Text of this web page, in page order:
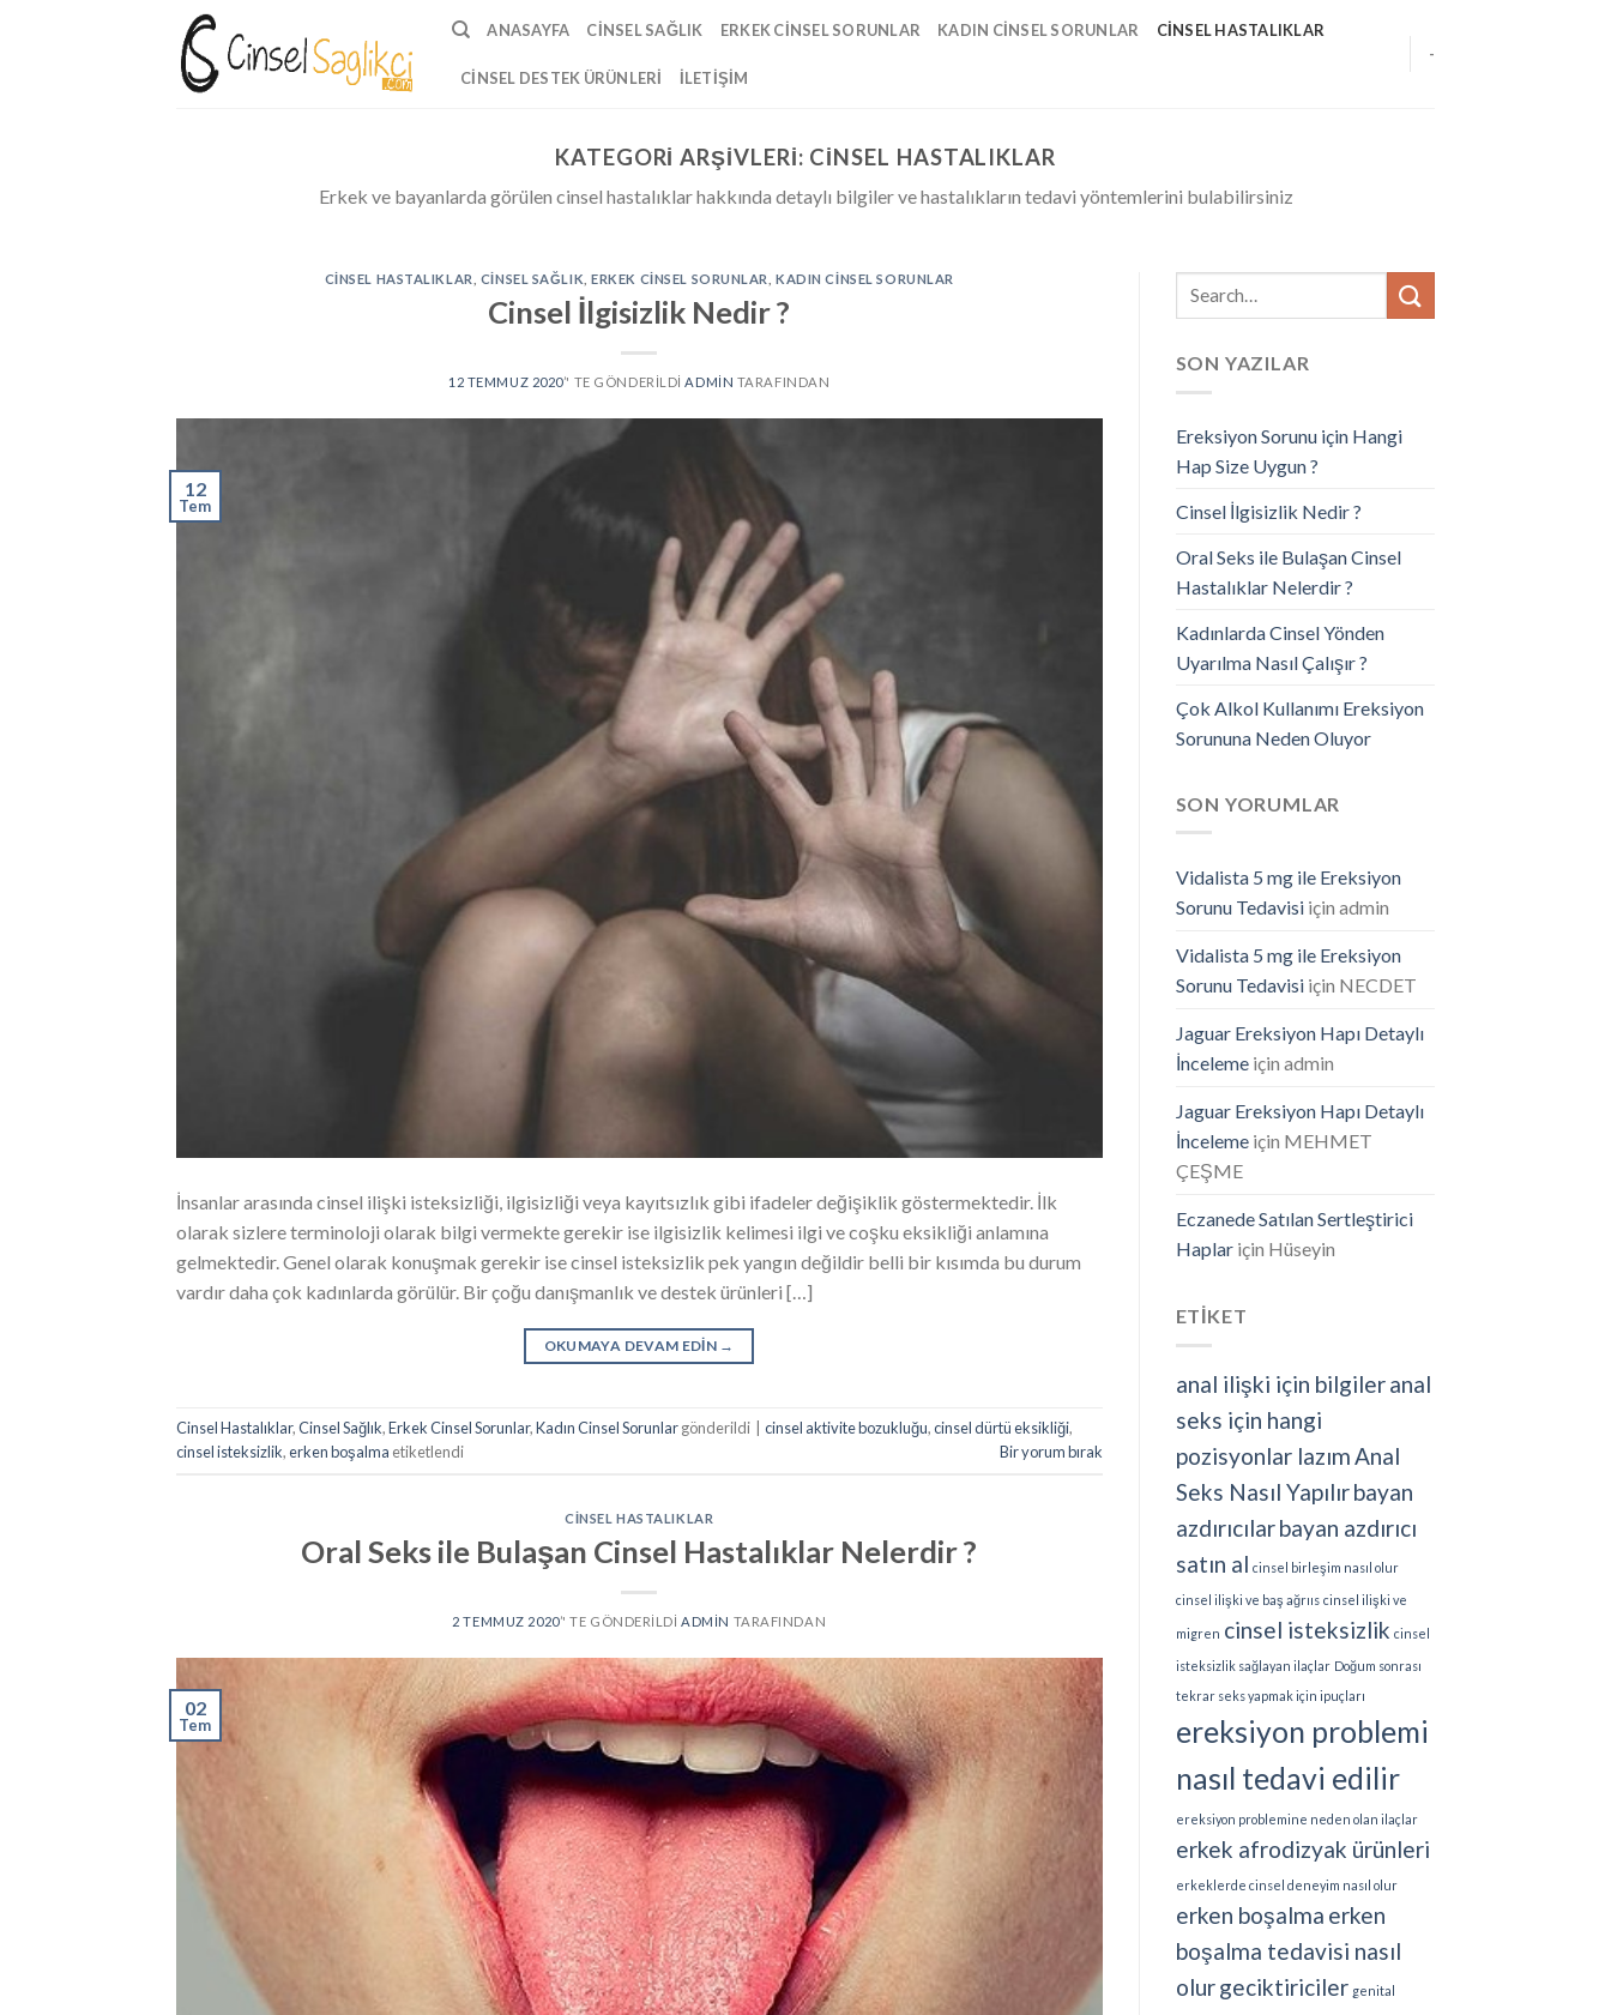
ANASAYFA CINSEL SAĞLIK ERKEK CINSEL SORUNLAR KADIN CINSEL SORUNLAR CINSEL HASTALIKLAR
CINSEL DESTEK ÜRÜNLERI İLETIŞIM
-
KATEGORI ARŞIVLERI: CINSEL HASTALIKLAR
Erkek ve bayanlarda görülen cinsel hastalıklar hakkında detaylı bilgiler ve hastalıkların tedavi yöntemlerini bulabilirsiniz
CINSEL HASTALIKLAR CINSEL SAĞLIK ,ERKEK CINSEL SORUNLAR ,KADIN CINSEL SORUNLAR
Cinsel İlgisizlik Nedir ?
12 TEMMUZ 2020’' TE GÖNDERILDI ADMIN TARAFINDAN
12
Tem
İnsanlar arasında cinsel ilişki isteksizliği, ilgisizliği veya kayıtsızlık gibi ifadeler değişiklik göstermektedir. İlk
olarak sizlere terminoloji olarak bilgi vermekte gerekir ise ilgisizlik kelimesi ilgi ve coşku eksikliği anlamına
gelmektedir. Genel olarak konuşmak gerekir ise cinsel isteksizlik pek yangın değildir belli bir kısımda bu durum
vardır daha çok kadınlarda görülür. Bir çoğu danışmanlık ve destek ürünleri […]
OKUMAYA DEVAM EDIN →
Cinsel Hastalıklar,Cinsel Sağlık,Erkek Cinsel Sorunlar,Kadın Cinsel Sorunlargönderildi cinsel aktivite bozukluğu,cinsel dürtü eksikliği,
cinsel isteksizlik,erken boşalma etiketlendi Bir yorum bırak
CINSEL HASTALIKLAR
Oral Seks ile Bulaşan Cinsel Hastalıklar Nelerdir ?
2 TEMMUZ 2020’' TE GÖNDERILDI ADMIN TARAFINDAN
02
Tem
SON YAZILAR
Ereksiyon Sorunu için Hangi
Hap Size Uygun ?
Cinsel İlgisizlik Nedir ?
Oral Seks ile Bulaşan Cinsel
Hastalıklar Nelerdir ?
Kadınlarda Cinsel Yönden
Uyarılma Nasıl Çalışır ?
Çok Alkol Kullanımı Ereksiyon
Sorununa Neden Oluyor
SON YORUMLAR
Vidalista 5 mg ile Ereksiyon
Sorunu Tedavisiiçin admin
Vidalista 5 mg ile Ereksiyon
Sorunu Tedavisiiçin NECDET
Jaguar Ereksiyon Hapı Detaylı
İncelemeiçin admin
Jaguar Ereksiyon Hapı Detaylı
İncelemeiçin MEHMET
ÇEŞME
Eczanede Satılan Sertleştirici
Haplariçin Hüseyin
ETİKET
anal ilişki için bilgileranal
seks için hangi
pozisyonlar lazımAnal
Seks Nasıl Yapılırbayan
azdırıcılarbayan azdırıcı
satın al cinsel birleşim nasıl olur
cinsel ilişki ve baş ağrııs cinsel ilişki ve
migren cinsel isteksizlik cinsel
isteksizlik sağlayan ilaçlar Doğum sonrası
tekrar seks yapmak için ipuçları
ereksiyon problemi
nasıl tedavi edilir
ereksiyon problemine neden olan ilaçlar
erkek afrodizyak ürünleri
erkeklerde cinsel deneyim nasıl olur
erken boşalma erken
boşalma tedavisi nasıl
olurgeciktiriciler genital